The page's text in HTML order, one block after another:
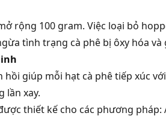
rộng 100 gram. Việc loại bỏ
tình trạng cà phê bị ôxy hóa
giúp mỗi hạt cà phê tiếp xúc
lần xay.
thiết kế cho các phương pháp: